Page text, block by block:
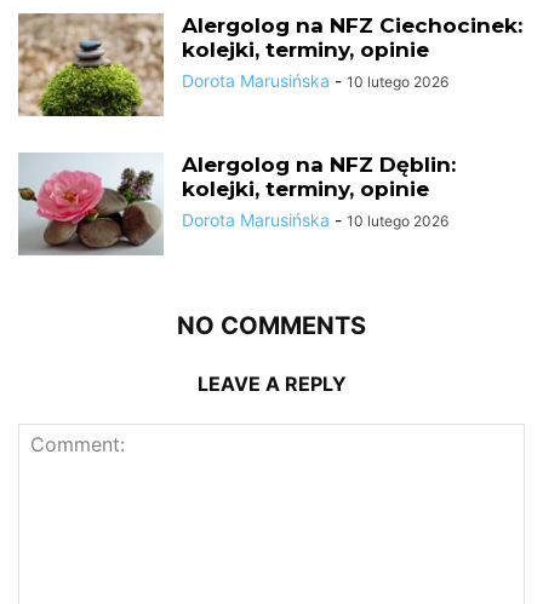
Alergolog na NFZ Ciechocinek:
kolejki, terminy, opinie
Dorota Marusińska - 10 lutego 2026
Alergolog na NFZ Dęblin:
kolejki, terminy, opinie
Dorota Marusińska - 10 lutego 2026
NO COMMENTS
LEAVE A REPLY